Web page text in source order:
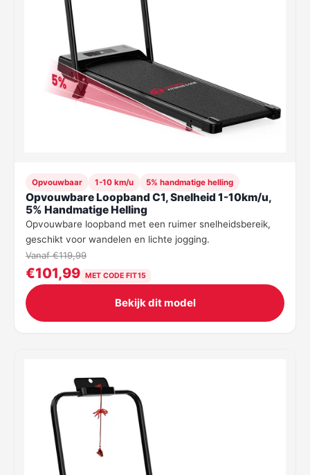
Opvouwbaar 1-10 km/u 5% handmatige helling
Opvouwbare Loopband C1, Snelheid 1-10km/u,
5% Handmatige Helling
Opvouwbare loopband met een ruimer snelheidsbereik,
geschikt voor wandelen en lichte jogging.
Vanaf €119,99
€101,99 MET CODE FIT15
Bekijk dit model